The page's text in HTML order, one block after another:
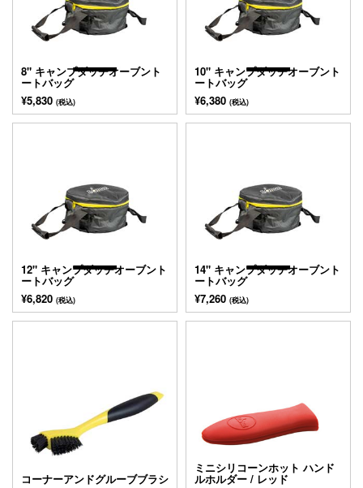
8" キャンプダッチオーブント
ートバッグ
¥5,830 (税込)
10" キャンプダッチオーブント
ートバッグ
¥6,380 (税込)
12" キャンプダッチオーブント
ートバッグ
¥6,820 (税込)
14" キャンプダッチオーブント
ートバッグ
¥7,260 (税込)
コーナーアンドグルーブブラシ
ミニシリコーンホット ハンド
ルホルダー / レッド